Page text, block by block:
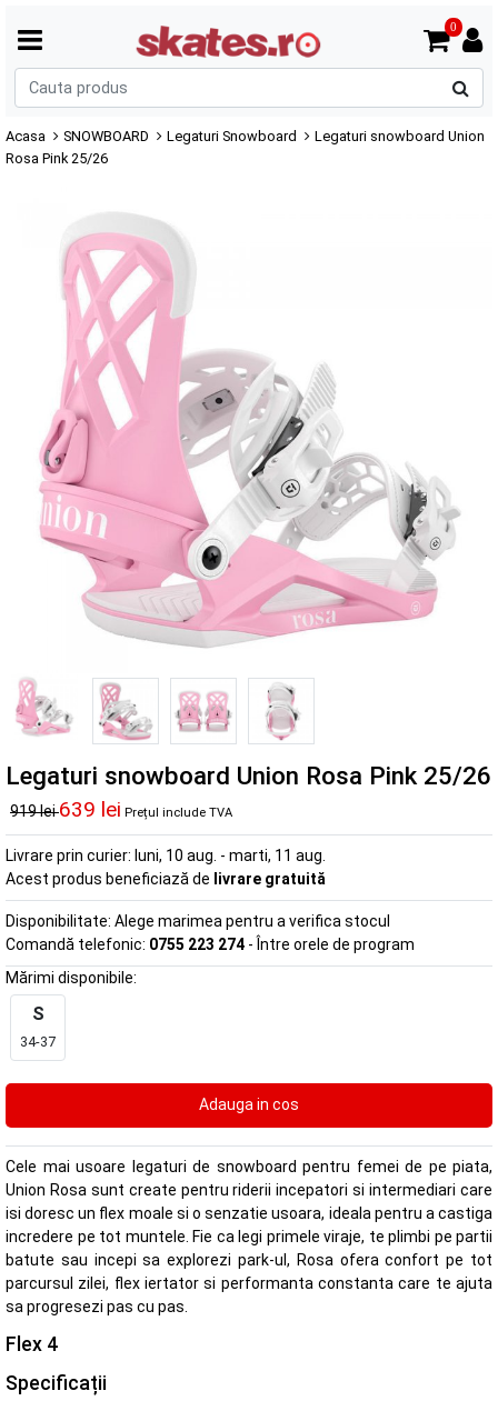
0
Acasa SNOWBOARD Legaturi Snowboard
Legaturi snowboard Union
Rosa Pink 25/26
Legaturi snowboard Union Rosa Pink 25/26
919 lei639 lei Prețul include TVA
Livrare prin curier: luni, 10 aug. - marti, 11 aug.
Acest produs beneficiază de livrare gratuită
Disponibilitate: Alege marimea pentru a verifica stocul
Comandă telefonic: 0755 223 274 - Între orele de program
Mărimi disponibile:
S
34-37
Cele mai usoare legaturi de snowboard pentru femei de pe piata,
Union Rosa sunt create pentru riderii incepatori si intermediari care
isi doresc un flex moale si o senzatie usoara, ideala pentru a castiga
incredere pe tot muntele. Fie ca legi primele viraje, te plimbi pe partii
batute sau incepi sa explorezi park-ul, Rosa ofera confort pe tot
parcursul zilei, flex iertator si performanta constanta care te ajuta
sa progresezi pas cu pas.
Flex 4
Specificații